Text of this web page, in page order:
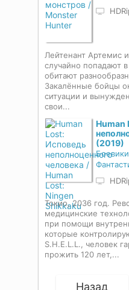
Лейтенант Артемис
случайно попадают
обитают
Закалённые бойцы
ситуации и
свои...
Human
(2019)
Боевики
Токио, 2036 год.
медицинские
при помощи
которые
S.H.E.L.L., человек
прожить 120 лет,...
Назад